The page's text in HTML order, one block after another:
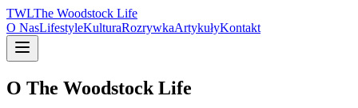
TWLThe Woodstock Life
O NasLifestyleKulturaRozrywkaArtykułyKontakt
O The Woodstock Life